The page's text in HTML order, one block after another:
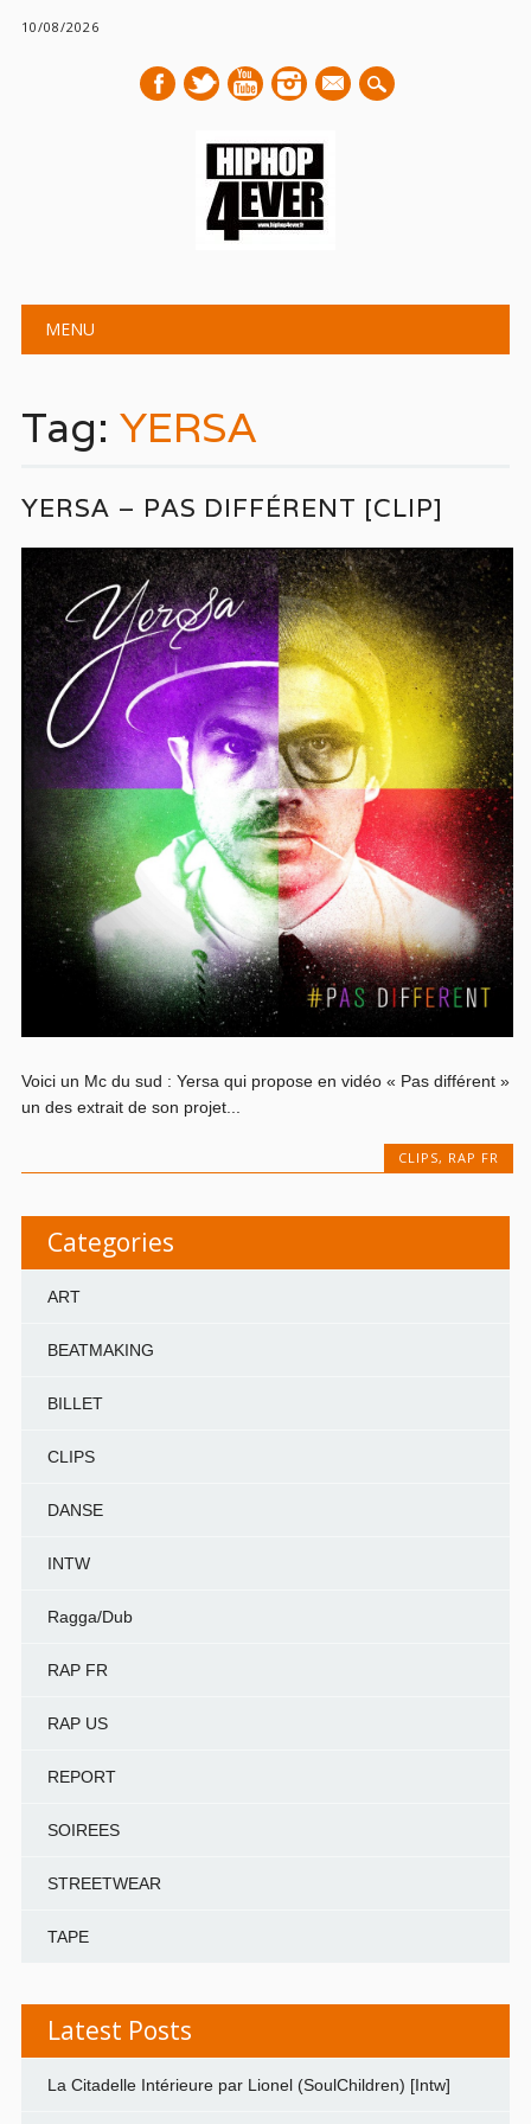
10/08/2026
mail
Main menu
MENU
Tag: YERSA
YERSA – PAS DIFFÉRENT [CLIP]
Voici un Mc du sud : Yersa qui propose en vidéo « Pas différent »
un des extrait de son projet...
CLIPS, RAP FR
Categories
ART
BEATMAKING
BILLET
CLIPS
DANSE
INTW
Ragga/Dub
RAP FR
RAP US
REPORT
SOIREES
STREETWEAR
TAPE
Latest Posts
La Citadelle Intérieure par Lionel (SoulChildren) [Intw]